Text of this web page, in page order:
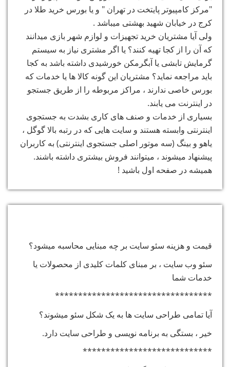
"مرکز کامپیوتر پایتخت در تهران " و یا بورس خرید طلا در
کرج در خیابان شهید بهشتی میباشد .
ولی آیا مشتریان خرید تجهیزات و لوازم شهر بازی میدانند
که آن را از کجا تهیه کنند؟ یا اگر مشتری نیاز به سیستم
گرمایش تابشی یا آبگرمکن خورشیدی داشته باشد به کجا
باید مراجعه نماید؟ مشتریان این گونه کالا ها یا خدمات که
بورس خاصی ندارند ، مراکز مربوطه را از طریق جستجو
در اینترنت می یابند.
بسیاری از خدمات و صنف های کاری بشدت به جستجوی
اینترنتی وابسته هستند و سایت هایی که در رتبه بالا گوگل ،
یاهو و بینگ (سه موتور اصلی جستجوی اینترنتی) به کاربران
پیشنهاد میشوند ، میتوانند فروش بیشتری داشته باشند.
همیشه در صفحه اول باشید !
قیمت و هزینه سئو سایت بر چه مبنایی محاسبه میشود؟
سئو وب سایت ، بر مبنای کلمات کلیدی از محصولات یا
خدمات شما
**********************************
آیا تمامی طراحی سایت ها به یک شکل سئو میشوند؟
خیر ، بستگی به برنامه نویسی و طراحی سایت دارد.
****************************